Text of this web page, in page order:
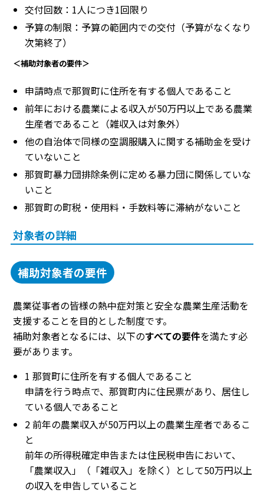
交付回数：1人につき1回限り
予算の制限：予算の範囲内での交付（予算がなくなり
次第終了）
＜補助対象者の要件＞
申請時点で那賀町に住所を有する個人であること
前年における農業による収入が50万円以上である農業
生産者であること（雑収入は対象外）
他の自治体で同様の空調服購入に関する補助金を受け
ていないこと
那賀町暴力団排除条例に定める暴力団に関係していな
いこと
那賀町の町税・使用料・手数料等に滞納がないこと
対象者の詳細
補助対象者の要件
農業従事者の皆様の熱中症対策と安全な農業生産活動を
支援することを目的とした制度です。
補助対象者となるには、以下のすべての要件を満たす必
要があります。
1 那賀町に住所を有する個人であること
申請を行う時点で、那賀町内に住民票があり、居住し
ている個人であること
2 前年の農業収入が50万円以上の農業生産者であるこ
と
前年の所得税確定申告または住民税申告において、
「農業収入」（「雑収入」を除く）として50万円以上
の収入を申告していること